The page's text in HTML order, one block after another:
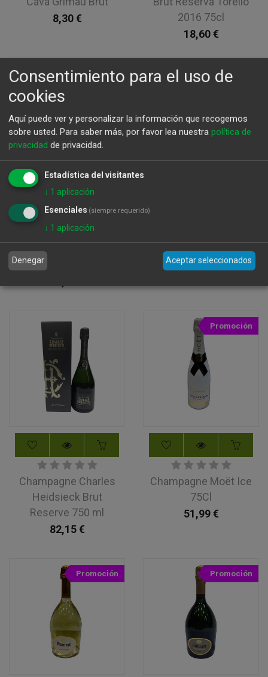
8,30€
2016 75cl
18,60€
Torello pal-lid
corpinnat brut rose
Cristal 2016 75Cl
355,00€
Champagne Charles
Heidsieck Brut
Reserve 750 ml
82,15€
Promoción
Champagne Moët Ice
75Cl
51,99€
Promoción Promoción
Consentimiento para el uso de
cookies
Aquí puede ver y personalizar la información que recogemos
sobre usted. Para saber más, por favor lea nuestra política de
privacidad de privacidad.
Estadística del visitantes
↓ 1 aplicación
Esenciales (siempre requerido)
↓ 1 aplicación
Denegar Aceptar seleccionados